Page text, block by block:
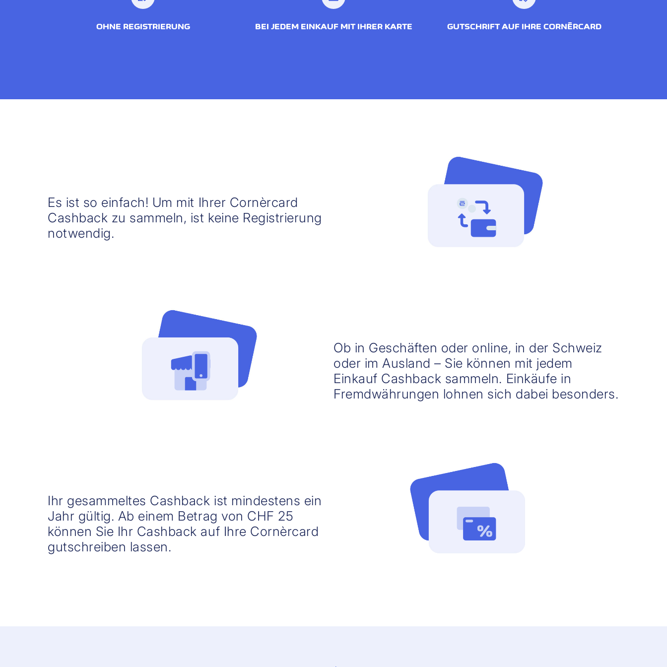
OHNE REGISTRIERUNG BEI JEDEM EINKAUF MIT IHRER KARTE GUTSCHRIFT AUF IHRE CORNÈRCARD
Es ist so einfach! Um mit Ihrer Cornèrcard
Cashback zu sammeln, ist keine Registrierung
notwendig.
Ob in Geschäften oder online, in der Schweiz
oder im Ausland – Sie können mit jedem
Einkauf Cashback sammeln. Einkäufe in
Fremdwährungen lohnen sich dabei besonders.
Ihr gesammeltes Cashback ist mindestens ein
Jahr gültig. Ab einem Betrag von CHF 25
können Sie Ihr Cashback auf Ihre Cornèrcard
gutschreiben lassen.